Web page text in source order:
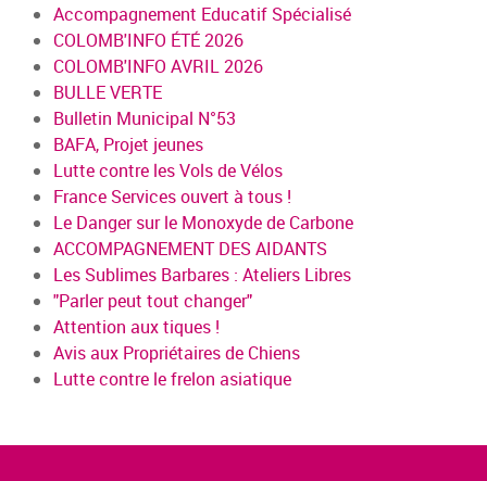
Accompagnement Educatif Spécialisé
COLOMB'INFO ÉTÉ 2026
COLOMB'INFO AVRIL 2026
BULLE VERTE
Bulletin Municipal N°53
BAFA, Projet jeunes
Lutte contre les Vols de Vélos
France Services ouvert à tous !
Le Danger sur le Monoxyde de Carbone
ACCOMPAGNEMENT DES AIDANTS
Les Sublimes Barbares : Ateliers Libres
"Parler peut tout changer"
Attention aux tiques !
Avis aux Propriétaires de Chiens
Lutte contre le frelon asiatique